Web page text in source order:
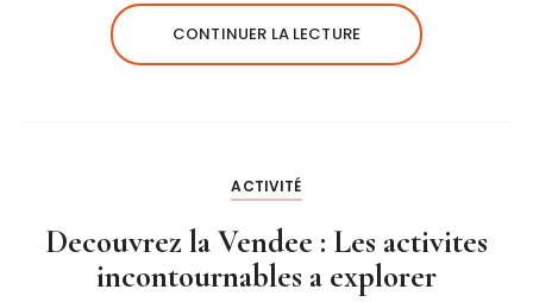
CONTINUER LA LECTURE
ACTIVITÉ
Decouvrez la Vendee : Les activites
incontournables a explorer